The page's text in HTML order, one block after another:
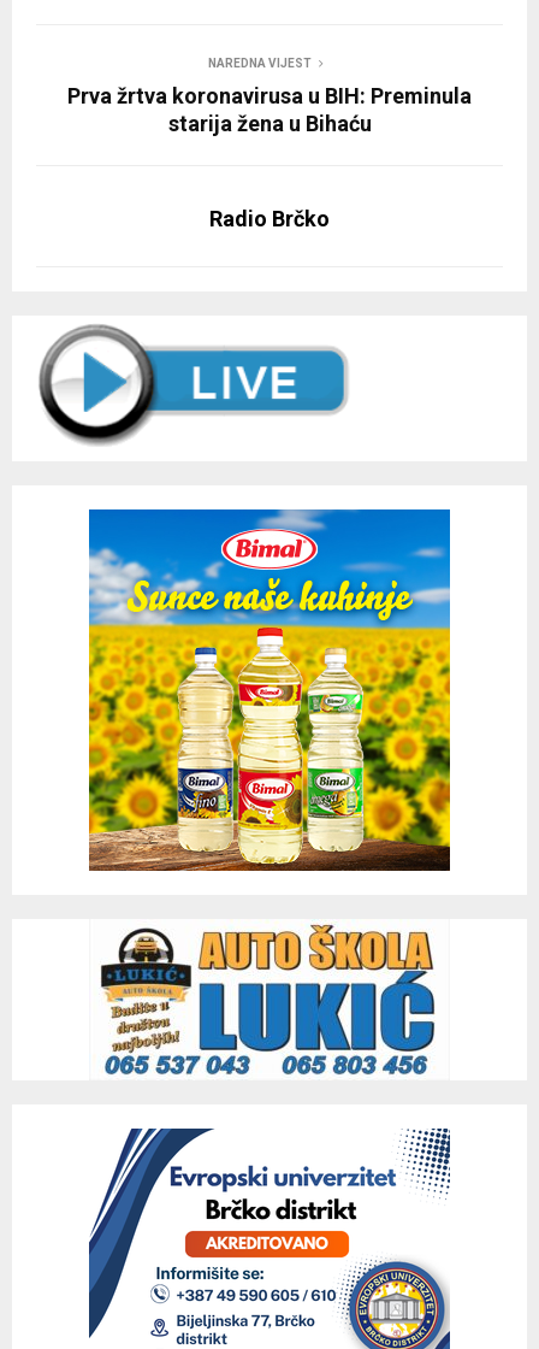
NAREDNA VIJEST
Prva žrtva koronavirusa u BIH: Preminula
starija žena u Bihaću
Radio Brčko